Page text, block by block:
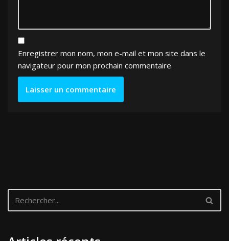
Enregistrer mon nom, mon e-mail et mon site dans le
navigateur pour mon prochain commentaire.